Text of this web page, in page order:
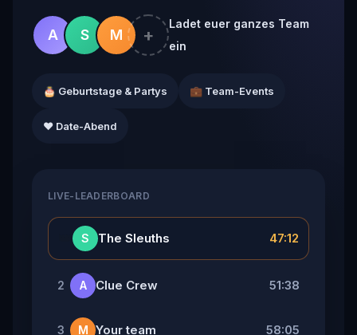
A S M +
Ladet euer ganzes Team
ein
🎂 Geburtstage & Partys 💼 Team-Events
❤️ Date-Abend
LIVE-LEADERBOARD
S The Sleuths 47:12
2 A Clue Crew 51:38
3 M Your team 58:05